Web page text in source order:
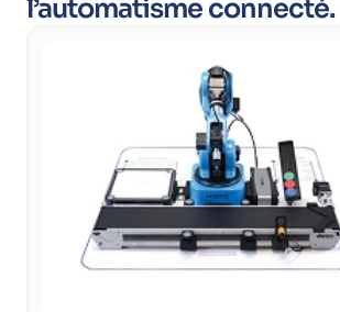
l’automatisme connecté.